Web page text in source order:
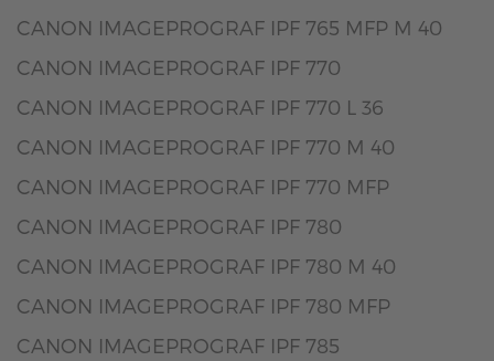
CANON IMAGEPROGRAF IPF 765 MFP M 40
CANON IMAGEPROGRAF IPF 770
CANON IMAGEPROGRAF IPF 770 L 36
CANON IMAGEPROGRAF IPF 770 M 40
CANON IMAGEPROGRAF IPF 770 MFP
CANON IMAGEPROGRAF IPF 780
CANON IMAGEPROGRAF IPF 780 M 40
CANON IMAGEPROGRAF IPF 780 MFP
CANON IMAGEPROGRAF IPF 785